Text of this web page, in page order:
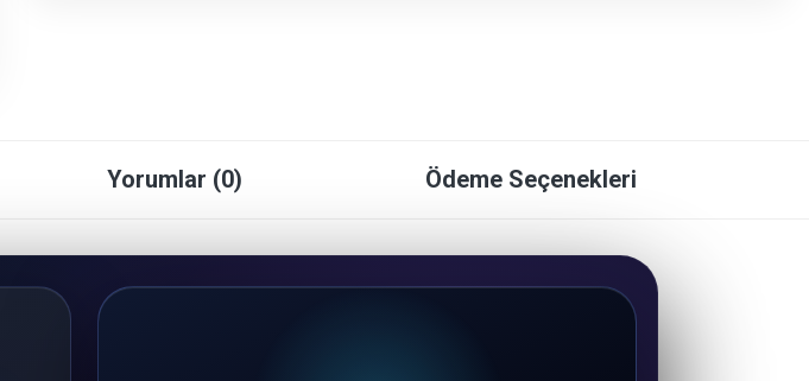
Yorumlar (0) Ödeme Seçenekleri